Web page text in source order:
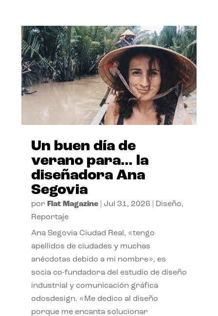
Un buen día de
verano para… la
diseñadora Ana
Segovia
por Flat Magazine| Jul 31, 2026 Diseño,
Reportaje
Ana Segovia Ciudad Real, «tengo
apellidos de ciudades y muchas
anécdotas debido a mi nombre», es
socia co-fundadora del estudio de diseño
industrial y comunicación gráfica
odosdesign. «Me dedico al diseño
porque me encanta solucionar